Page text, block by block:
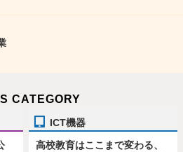
CATEGORY
ICT機器
高校教育はここまで変わる、